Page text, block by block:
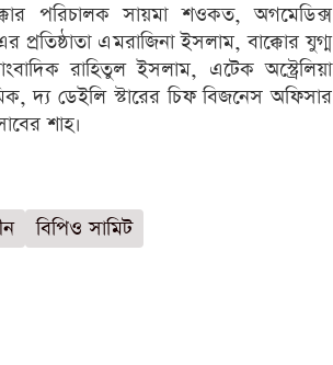
পরিচালক সায়মা শওকত, অগমেডিক্স
প্রতিষ্ঠাতা এমরাজিনা ইসলাম, বাক্কোর যুগ্ম
রাহিতুল ইসলাম, এটেক অস্ট্রেলিয়া
দ্য ডেইলি স্টারের চিফ বিজনেস অফিসার
শাহ।
বিপিও সামিট